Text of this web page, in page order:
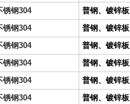
锈钢304
普钢、镀锌板
锈钢304
普钢、镀锌板
锈钢304
普钢、镀锌板
锈钢304
普钢、镀锌板
锈钢304
普钢、镀锌板
锈钢304
普钢、镀锌板